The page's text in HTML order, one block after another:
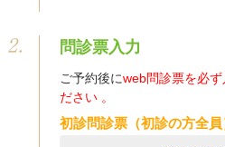
問診票入力
ご予約後にweb問診票を必ず
ださい 。
初診問診票（初診の方全員